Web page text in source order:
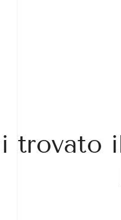
trovato